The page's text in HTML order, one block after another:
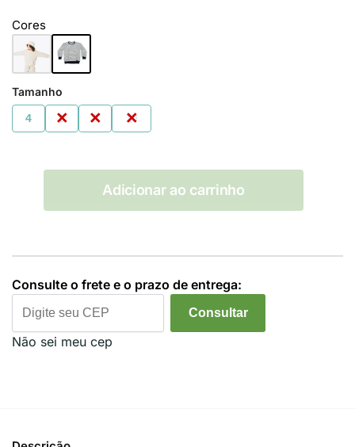
Cores
Tamanho
4 6 8 10
Adicionar ao carrinho
Consulte o frete e o prazo de entrega:
Consultar
Não sei meu cep